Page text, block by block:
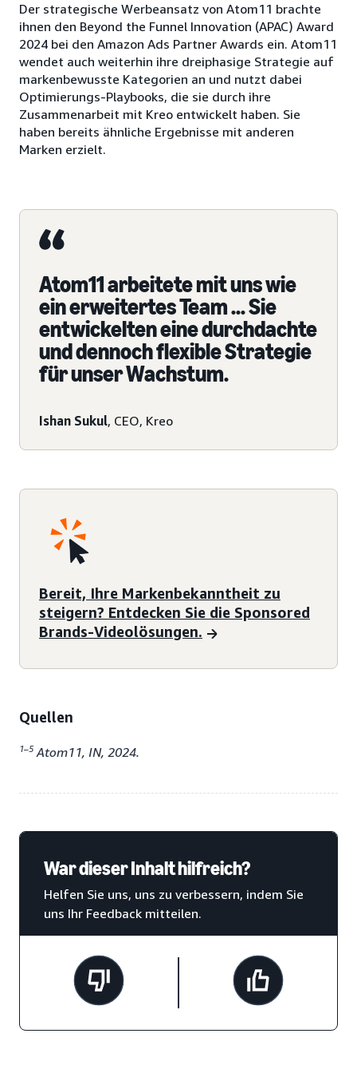
Der strategische Werbeansatz von Atom11 brachte
ihnen den Beyond the Funnel Innovation (APAC) Award
2024 bei den Amazon Ads Partner Awards ein. Atom11
wendet auch weiterhin ihre dreiphasige Strategie auf
markenbewusste Kategorien an und nutzt dabei
Optimierungs-Playbooks, die sie durch ihre
Zusammenarbeit mit Kreo entwickelt haben. Sie
haben bereits ähnliche Ergebnisse mit anderen
Marken erzielt.
Atom11 arbeitete mit uns wie
ein erweitertes Team ... Sie
entwickelten eine durchdachte
und dennoch flexible Strategie
für unser Wachstum.
Ishan Sukul, CEO, Kreo
Bereit, Ihre Markenbekanntheit zu
steigern? Entdecken Sie die Sponsored
Brands-Videolösungen.
Quellen
1–5 Atom11, IN, 2024.
War dieser Inhalt hilfreich?
Helfen Sie uns, uns zu verbessern, indem Sie
uns Ihr Feedback mitteilen.